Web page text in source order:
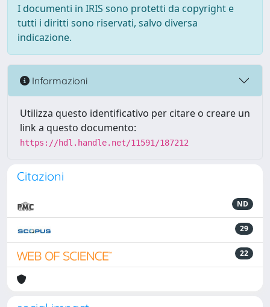
I documenti in IRIS sono protetti da copyright e
tutti i diritti sono riservati, salvo diversa
indicazione.
Informazioni
Utilizza questo identificativo per citare o creare un
link a questo documento:
https://hdl.handle.net/11591/187212
Citazioni
ND
29
22